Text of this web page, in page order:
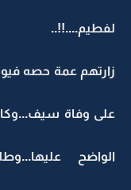
لفطيم....!!..
زارتهم عمة حصه
على وفاة
الواضح